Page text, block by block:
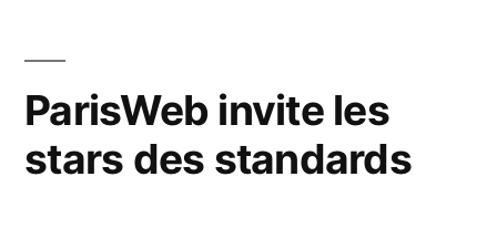
ParisWeb invite les
stars des standards